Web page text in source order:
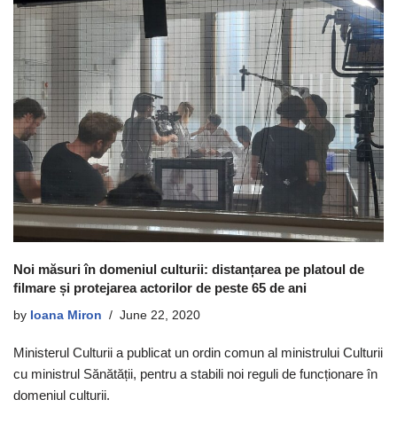
Noi măsuri în domeniul culturii: distanțarea pe platoul de
filmare și protejarea actorilor de peste 65 de ani
by Ioana Miron June 22, 2020
Ministerul Culturii a publicat un ordin comun al ministrului Culturii
cu ministrul Sănătății, pentru a stabili noi reguli de funcționare în
domeniul culturii.